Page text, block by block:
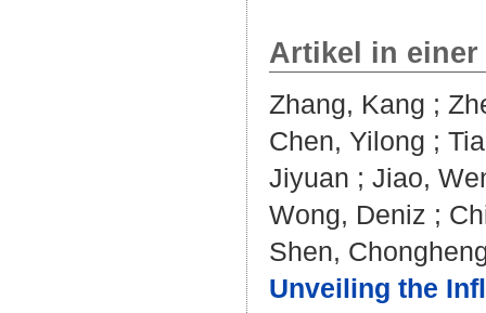
Artikel in
Zhang, Kang ;
Chen, Yilong ;
Jiyuan ; Jiao,
Wong, Deniz ;
Shen,
Unveiling the